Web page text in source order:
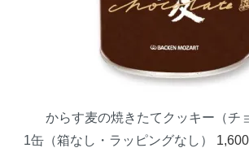
からす麦の焼きたてクッキー（チ
1缶（箱なし・ラッピングなし）